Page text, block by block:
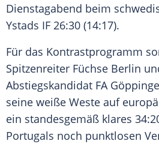
Dienstagabend beim
Ystads IF 26:30 (14:17).
Für das Kontrastprogramm
Spitzenreiter Füchse Berlin
Abstiegskandidat FA
seine weiße Weste auf
ein standesgemäß klares
Portugals noch punktlosen